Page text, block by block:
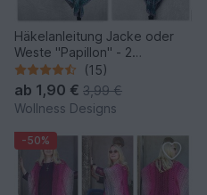
Häkelanleitung Jacke oder
Weste "Papillon" - 2
Anleitungen in einem
(15)
ab 1,90 € 3,99 €
Wollness Designs
-50%